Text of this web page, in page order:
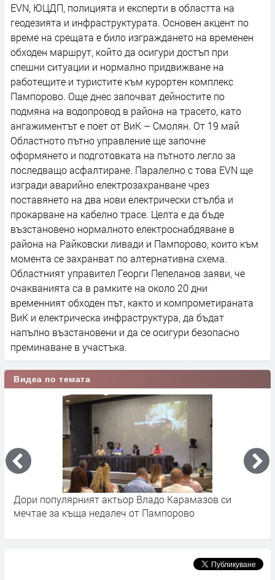
EVN, ЮЦДП, полицията и експерти в областта на
геодезията и инфраструктурата. Основен акцент по
време на срещата е било изграждането на временен
обходен маршрут, който да осигури достъп при
спешни ситуации и нормално придвижване на
работещите и туристите към курортен комплекс
Пампорово. Още днес започват дейностите по
подмяна на водопровод в района на трасето, като
ангажиментът е поет от ВиК – Смолян. От 19 май
Областното пътно управление ще започне
оформянето и подготовката на пътното легло за
последващо асфалтиране. Паралелно с това EVN ще
изгради аварийно електрозахранване чрез
поставянето на два нови електрически стълба и
прокарване на кабелно трасе. Целта е да бъде
възстановено нормалното електроснабдяване в
района на Райковски ливади и Пампорово, които към
момента се захранват по алтернативна схема.
Областният управител Георги Пепеланов заяви, че
очакванията са в рамките на около 20 дни
временният обходен път, както и компрометираната
ВиК и електрическа инфраструктура, да бъдат
напълно възстановени и да се осигури безопасно
преминаване в участъка.
Видеа по темата
Дори популярният актьор Владо Карамазов си
мечтае за къща недалеч от Пампорово